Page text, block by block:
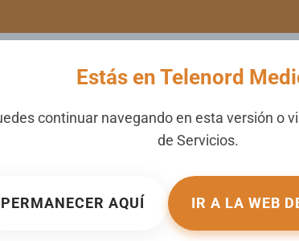
Estás en Telenord
continuar navegando en esta versión o
de Servicios.
PERMANECER AQUÍ IR A LA WEB
ni de salud